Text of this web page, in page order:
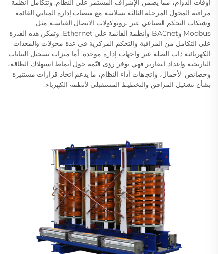
أوقات الدوام، مما يضمن الإشراف المستمر على النظام. وتتكامل أنظمة
مراقبة المحول المرحلة الثالثة بسلاسة مع منصات إدارة المباني القائمة
وشبكات التحكم الصناعي عبر بروتوكولات الاتصال القياسية مثل
Modbus وBACnet وأنظمة القائمة على Ethernet. وتمكن هذه القدرة
على التكامل من المراقبة والتحكم المركزية في عدة محولات والمعدات
الكهربائية ذات الصلة عبر واجهات إدارة موحدة. أما ميزات تسجيل البيانات
التاريخية وإعداد التقارير فهي توفر رؤى قيّمة حول أنماط استهلاك الطاقة،
وخصائص الأحمال، واتجاهات أداء النظام، ما يدعم اتخاذ قرارات مستنيرة
بشأن تشغيل المرافق والتخطيط المستقبلي لأنظمة الكهرباء.